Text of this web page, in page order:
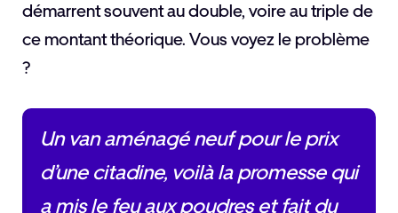
démarrent souvent au double, voire au triple de
ce montant théorique. Vous voyez le problème
?
Un van aménagé neuf pour le prix
d’une citadine, voilà la promesse qui
a mis le feu aux poudres et fait du